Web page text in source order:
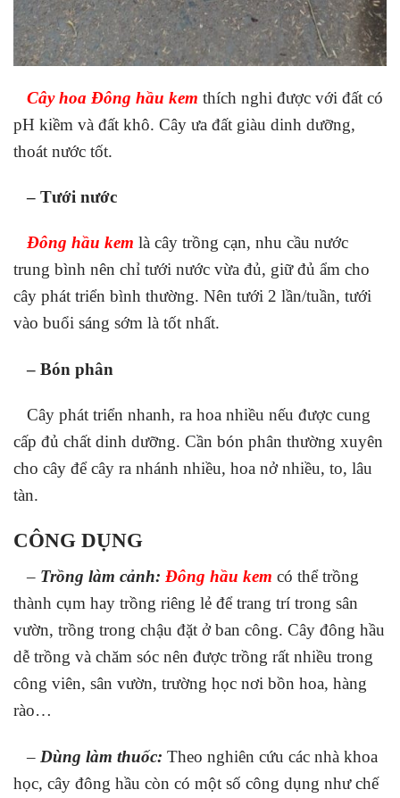
Cây hoa Đông hầu kem thích nghi được với đất có
pH kiềm và đất khô. Cây ưa đất giàu dinh dưỡng,
thoát nước tốt.
– Tưới nước
Đông hầu kem là cây trồng cạn, nhu cầu nước
trung bình nên chỉ tưới nước vừa đủ, giữ đủ ẩm cho
cây phát triển bình thường. Nên tưới 2 lần/tuần, tưới
vào buổi sáng sớm là tốt nhất.
– Bón phân
Cây phát triển nhanh, ra hoa nhiều nếu được cung
cấp đủ chất dinh dưỡng. Cần bón phân thường xuyên
cho cây để cây ra nhánh nhiều, hoa nở nhiều, to, lâu
tàn.
CÔNG DỤNG
– Trồng làm cảnh: Đông hầu kem có thể trồng
thành cụm hay trồng riêng lẻ để trang trí trong sân
vườn, trồng trong chậu đặt ở ban công. Cây đông hầu
dễ trồng và chăm sóc nên được trồng rất nhiều trong
công viên, sân vườn, trường học nơi bồn hoa, hàng
rào…
– Dùng làm thuốc: Theo nghiên cứu các nhà khoa
học, cây đông hầu còn có một số công dụng như chế